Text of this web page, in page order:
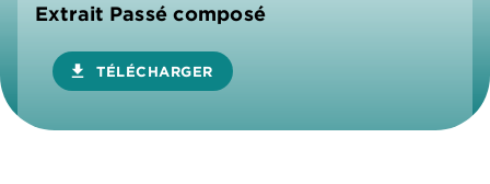
Extrait Passé composé
download TÉLÉCHARGER